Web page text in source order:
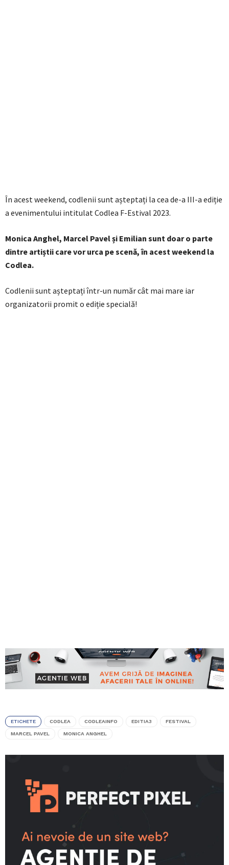
În acest weekend, codlenii sunt așteptați la cea de-a III-a ediție
a evenimentului intitulat Codlea F-Estival 2023.
Monica Anghel, Marcel Pavel și Emilian sunt doar o parte
dintre artiștii care vor urca pe scenă, în acest weekend la
Codlea.
Codlenii sunt așteptați într-un număr cât mai mare iar
organizatorii promit o ediție specială!
ETICHETE CODLEA CODLEAINFO EDITIA3 FESTIVAL
MARCEL PAVEL MONICA ANGHEL